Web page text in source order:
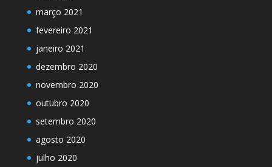
março 2021
fevereiro 2021
janeiro 2021
dezembro 2020
novembro 2020
outubro 2020
setembro 2020
agosto 2020
julho 2020